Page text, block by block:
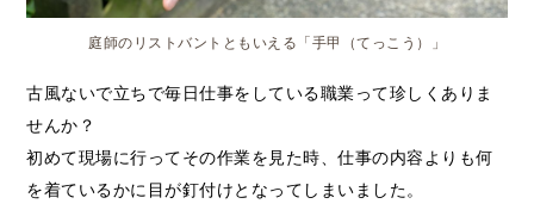
庭師のリストバントともいえる「手甲（てっこう）」
古風ないで立ちで毎日仕事をしている職業って珍しくありま
せんか？
初めて現場に行ってその作業を見た時、仕事の内容よりも何
を着ているかに目が釘付けとなってしまいました。